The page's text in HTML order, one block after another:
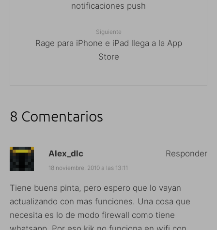
notificaciones push
Siguiente
Rage para iPhone e iPad llega a la App
Store
8 Comentarios
Alex_dlc
18 noviembre, 2010 a las 13:11
Tiene buena pinta, pero espero que lo vayan
actualizando con mas funciones. Una cosa que
necesita es lo de modo firewall como tiene
Responder